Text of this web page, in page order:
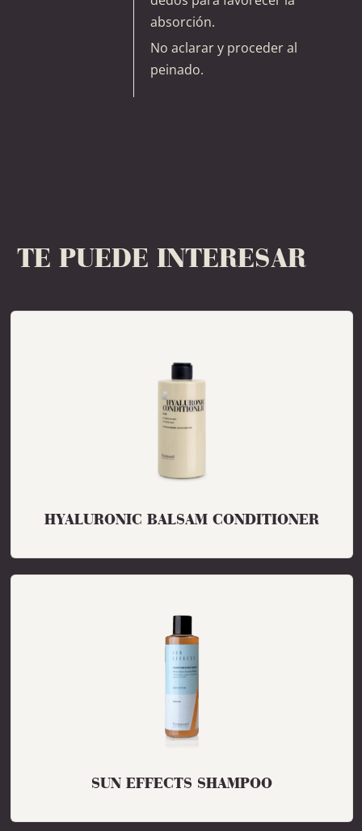
absorción.
No aclarar y proceder al
peinado.
TE PUEDE INTERESAR
HYALURONIC BALSAM CONDITIONER
SUN EFFECTS SHAMPOO